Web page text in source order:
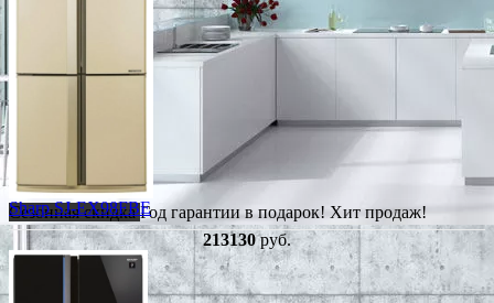
Сезонная скидкаГод гарантии в подарок! Хит продаж!
Sharp SJ-EX98FBE
213130руб.